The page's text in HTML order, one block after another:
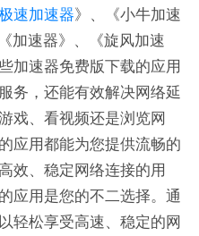
速加速器》、《小牛加速
加速器》、《旋风加速
加速器免费版下载的应用
务，还能有效解决网络延
戏、看视频还是浏览网
应用都能为您提供流畅的
效、稳定网络连接的用
应用是您的不二选择。通
轻松享受高速、稳定的网